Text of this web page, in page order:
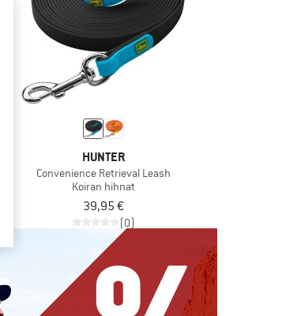
HUNTER
Convenience Retrieval Leash
Koiran hihnat
39,95 €
(0)